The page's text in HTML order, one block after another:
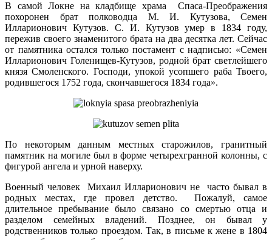
В самой Локне на кладбище храма Спаса-Преображения
похоронен брат полководца М. И. Кутузова, Семен
Илларионович Кутузов. С. И. Кутузов умер в 1834 году,
пережив своего знаменитого брата на два десятка лет. Сейчас
от памятника остался только постамент с надписью: «Семен
Илларионович Голенищев-Кутузов, родной брат светлейшего
князя Смоленского. Господи, упокой усопшего раба Твоего,
родившегося 1752 года, скончавшегося 1834 года».
По некоторым данным местных старожилов, гранитный
памятник на могиле был в форме четырехгранной колонны, с
фигурой ангела и урной наверху.
Военный человек Михаил Илларионович не часто бывал в
род­ных местах, где провел детство. Пожалуй, самое
длительное пребывание было связано со смертью отца и
разделом семейных вла­дений. Позднее, он бывал у
родственников только проездом. Так, в письме к жене в 1804